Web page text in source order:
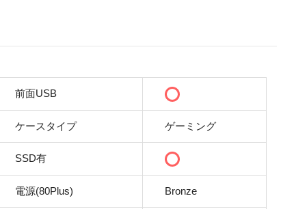
前面USB
ケースタイプ ゲーミング
SSD有
電源(80Plus) Bronze